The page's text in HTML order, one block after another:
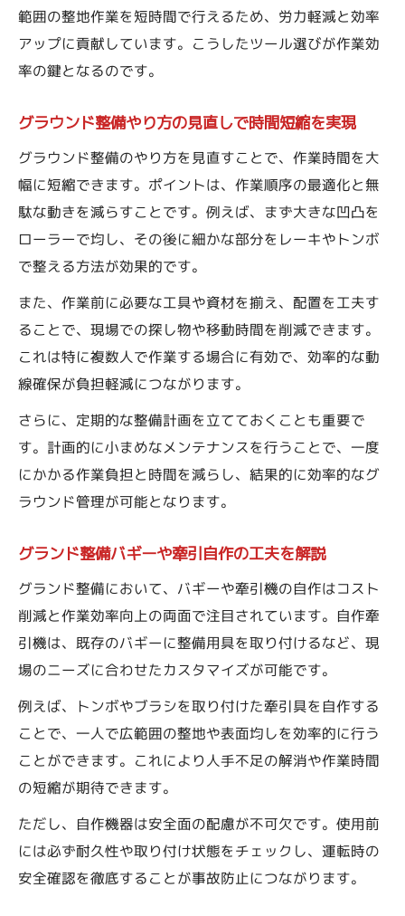
範囲の整地作業を短時間で行えるため、労力軽減と効率
アップに貢献しています。こうしたツール選びが作業効
率の鍵となるのです。
グラウンド整備やり方の見直しで時間短縮を実現
グラウンド整備のやり方を見直すことで、作業時間を大
幅に短縮できます。ポイントは、作業順序の最適化と無
駄な動きを減らすことです。例えば、まず大きな凹凸を
ローラーで均し、その後に細かな部分をレーキやトンボ
で整える方法が効果的です。
また、作業前に必要な工具や資材を揃え、配置を工夫す
ることで、現場での探し物や移動時間を削減できます。
これは特に複数人で作業する場合に有効で、効率的な動
線確保が負担軽減につながります。
さらに、定期的な整備計画を立てておくことも重要で
す。計画的に小まめなメンテナンスを行うことで、一度
にかかる作業負担と時間を減らし、結果的に効率的なグ
ラウンド管理が可能となります。
グランド整備バギーや牽引自作の工夫を解説
グランド整備において、バギーや牽引機の自作はコスト
削減と作業効率向上の両面で注目されています。自作牽
引機は、既存のバギーに整備用具を取り付けるなど、現
場のニーズに合わせたカスタマイズが可能です。
例えば、トンボやブラシを取り付けた牽引具を自作する
ことで、一人で広範囲の整地や表面均しを効率的に行う
ことができます。これにより人手不足の解消や作業時間
の短縮が期待できます。
ただし、自作機器は安全面の配慮が不可欠です。使用前
には必ず耐久性や取り付け状態をチェックし、運転時の
安全確認を徹底することが事故防止につながります。